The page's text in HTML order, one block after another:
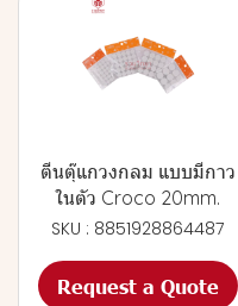
ตีนตุ๊แกวงกลม แบบมีกาว
ในตัว Croco 20mm.
SKU : 8851928864487
Request a Quote